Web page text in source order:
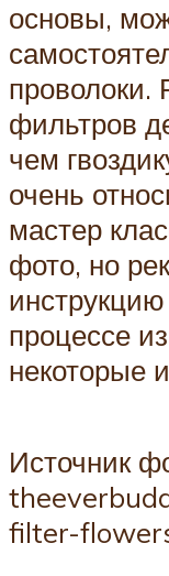
основы,
проволоки.
фильтров
чем
очень
мастер
фото, но
процессе
некоторые
Источник
filter-